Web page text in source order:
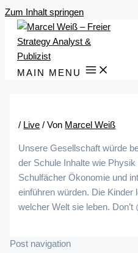
Zum Inhalt springen
MAIN MENU
/ Live / Von Marcel Weiß
Unsere Gesellschaft würde
der Schule Inhalte wie
Schulfächer Ökonomie und
einführen würden. Die Kinder
welcher Welt sie leben. Don’t
Post navigation